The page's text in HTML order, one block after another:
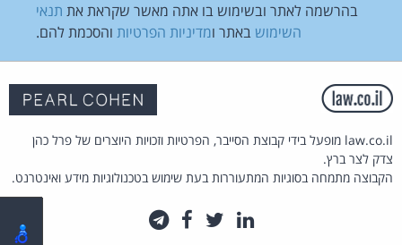
בהרשמה לאתר ובשימוש בו אתה מאשר שקראת את תנאי
השימוש באתר ומדיניות הפרטיות והסכמת להם.
law.co.il מופעל בידי קבוצת הסייבר, הפרטיות וזכויות היוצרים של פרל כהן
צדק לצר ברץ.
הקבוצה מתמחה בסוגיות המתעוררות בעת שימוש בטכנולוגיות מידע ואינטרנט.
לינקדאין
טוויטרפייסבוק